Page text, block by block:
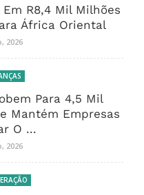
R8,4 Mil Milhões
África Oriental
2026
Para 4,5 Mil
Mantém Empresas
O ...
2026